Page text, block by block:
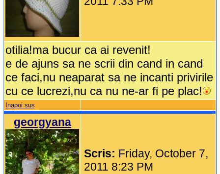
otilia!ma bucur ca ai revenit!
e de ajuns sa ne scrii din cand in cand
ce faci,nu neaparat sa ne incanti privirile
cu ce lucrezi,nu ca nu ne-ar fi pe plac!
Inapoi sus
georgyana
Scris: Friday, October 7,
2011 8:23 PM